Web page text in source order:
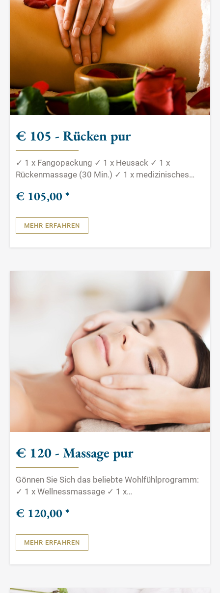
€ 105 - Rücken pur
✓ 1 x Fangopackung ✓ 1 x Heusack ✓ 1 x
Rückenmassage (30 Min.) ✓ 1 x medizinisches
€ 105,00 *
MEHR ERFAHREN
€ 120 - Massage pur
Gönnen Sie Sich das beliebte Wohlfühlprogramm:
✓ 1 x Wellnessmassage ✓ 1 x
Kopfmassage
€ 120,00 *
MEHR ERFAHREN